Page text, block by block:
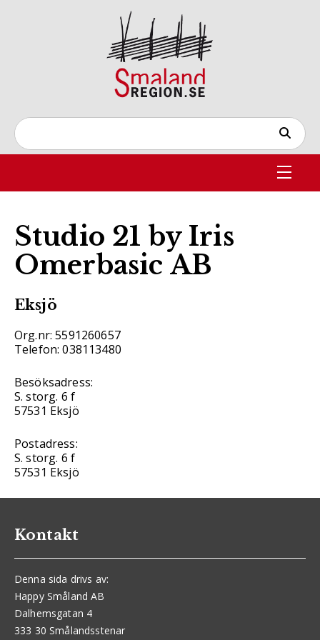
Studio 21 by Iris
Omerbasic AB
Eksjö
Org.nr: 5591260657
Telefon: 038113480
Besöksadress:
S. storg. 6 f
57531 Eksjö
Postadress:
S. storg. 6 f
57531 Eksjö
Kontakt
Denna sida drivs av:
Happy Småland AB
Dalhemsgatan 4
333 30 Smålandsstenar